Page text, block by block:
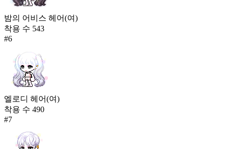
밤의 어비스 헤어(여)
착용 수 543
#6
엘로디 헤어(여)
착용 수 490
#7